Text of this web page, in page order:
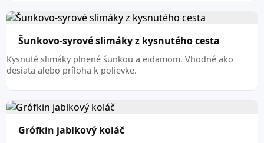
Šunkovo-syrové slimáky z kysnutého cesta
Kysnuté slimáky plnené šunkou a eidamom. Vhodné ako
desiata alebo príloha k polievke.
Grófkin jablkový koláč